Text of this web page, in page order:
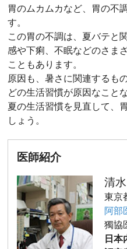
胃のムカムカなど、胃の不
す。
この胃の不調は、夏バテと
感や下痢、不眠などのさま
こともあります。
原因も、暑さに関連するも
どの生活習慣が原因なこと
夏の生活習慣を見直して、
しょう。
医師紹介
清
東京
阿部
獨協
日本